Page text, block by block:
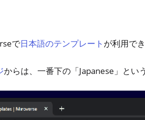
で日本語のテンプレート が利用で
からは、一番下の「Japanese」とい